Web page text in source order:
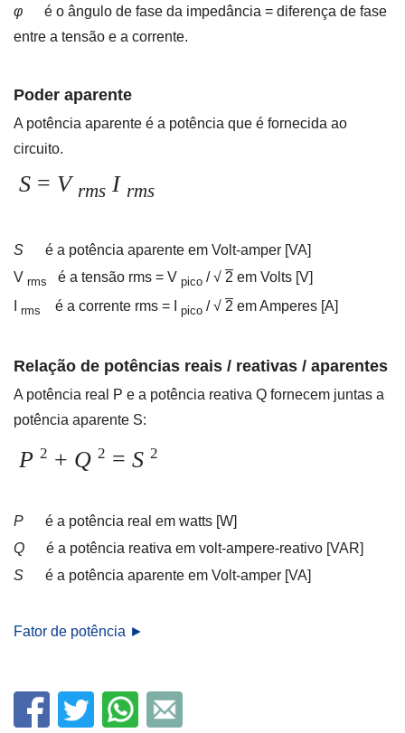
φ é o ângulo de fase da impedância = diferença de fase
entre a tensão e a corrente.
Poder aparente
A potência aparente é a potência que é fornecida ao
circuito.
S = V rms I rms
S é a potência aparente em Volt-amper [VA]
V rms é a tensão rms = V pico / √ 2 em Volts [V]
rms é a corrente rms = I pico / √ 2 em Amperes [A]
Relação de potências reais / reativas / aparentes
A potência real P e a potência reativa Q fornecem juntas a
potência aparente S:
P 2 + Q 2 = S 2
P é a potência real em watts [W]
Q é a potência reativa em volt-ampere-reativo [VAR]
S é a potência aparente em Volt-amper [VA]
Fator de potência ►